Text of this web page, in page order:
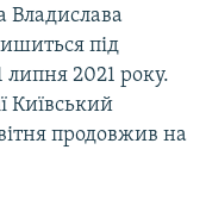
Владислава
під
2021 року.
Київський
продовжив на